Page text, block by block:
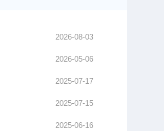
2026-08-03
2026-05-06
2025-07-17
2025-07-15
2025-06-16